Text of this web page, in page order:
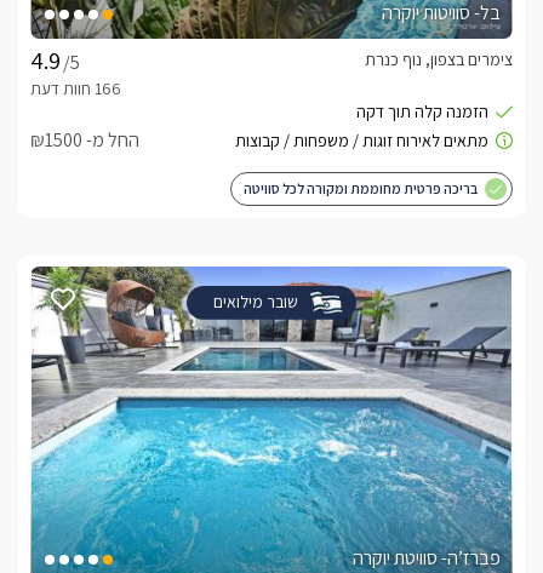
בל- סוויטות יוקרה
/5
צימרים בצפון, נוף כנרת
החל מ- ₪1500
בריכה פרטית מחוממת ומקורה לכל סוויטה
שובר מילואים
פברז’ה- סוויטת יוקרה